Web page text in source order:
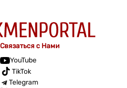
Связаться с Нами
YouTube
TikTok
Telegram